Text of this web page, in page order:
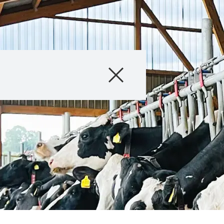
Unternehmen
Geschäftsfelder
Karriere
Investoren
Innovation